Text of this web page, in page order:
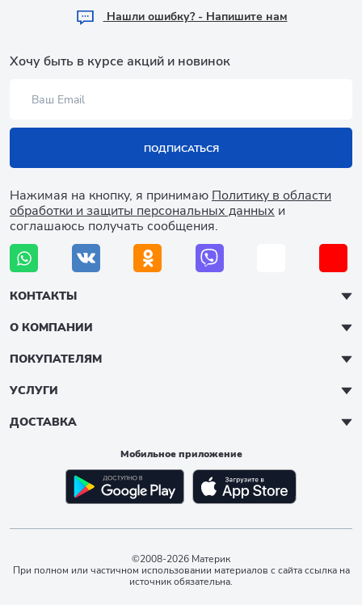
Hашли ошибку? - Напишите нам
Хочу быть в курсе акций и новинок
ПОДПИСАТЬСЯ
Нажимая на кнопку, я принимаю Политику в области
обработки и защиты персональных данных и
соглашаюсь получать сообщения.
КОНТАКТЫ
О КОМПАНИИ
ПОКУПАТЕЛЯМ
УСЛУГИ
ДОСТАВКА
Мобильное приложение
©2008-2026 Материк
При полном или частичном использовании материалов с сайта ссылка на
источник обязательна.